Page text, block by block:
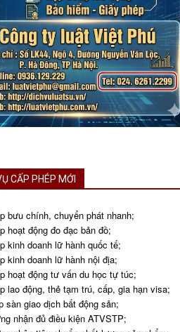
CẤP PHÉP MỚI
bưu chính, chuyển phát nhanh;
hoạt động đo đạc bản đồ;
kinh doanh lữ hành quốc tế;
kinh doanh lữ hành nội địa;
hoạt động tư vấn du học tự túc;
lao động, thẻ tạm trú, cấp, gia hạn visa;
sàn giao dịch bất động sản;
nhận đủ điều kiện ATVSTP;